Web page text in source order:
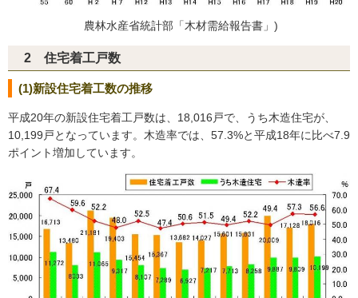
農林水産省統計部「木材需給報告書」)
2 住宅着工戸数
(1)新設住宅着工数の推移
平成20年の新設住宅着工戸数は、18,016戸で、うち木造住宅が、
10,199戸となっています。木造率では、57.3%と平成18年に比べ7.9
ポイント増加しています。